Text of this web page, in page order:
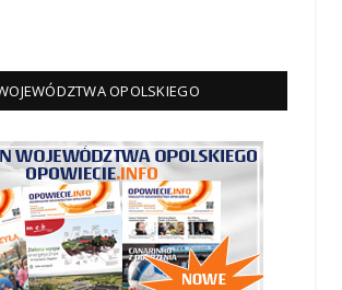
OPOLSKIEGO